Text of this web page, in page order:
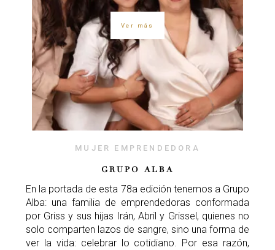
Ver más
MUJER EMPRENDEDORA
GRUPO ALBA
En la portada de esta 78a edición tenemos a Grupo
Alba: una familia de emprendedoras conformada
por Griss y sus hijas Irán, Abril y Grissel, quienes no
solo comparten lazos de sangre, sino una forma de
ver la vida: celebrar lo cotidiano. Por esa razón,